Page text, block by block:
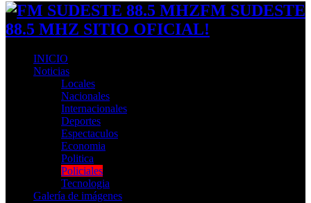
FM SUDESTE
88.5 MHZ SITIO OFICIAL!
INICIO
Noticias
Locales
Nacionales
Internacionales
Deportes
Espectaculos
Economia
Politica
Policiales
Tecnologia
Galería de imágenes